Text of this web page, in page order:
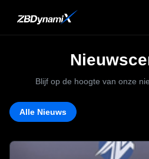
Blijf op de hoogte van onze
Alle Nieuws